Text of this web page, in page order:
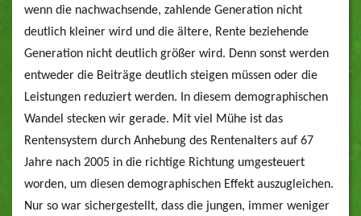
wenn die nachwachsende, zahlende Generation nicht
deutlich kleiner wird und die ältere, Rente beziehende
Generation nicht deutlich größer wird. Denn sonst werden
entweder die Beiträge deutlich steigen müssen oder die
Leistungen reduziert werden. In diesem demographischen
Wandel stecken wir gerade. Mit viel Mühe ist das
Rentensystem durch Anhebung des Rentenalters auf 67
Jahre nach 2005 in die richtige Richtung umgesteuert
worden, um diesen demographischen Effekt auszugleichen.
Nur so war sichergestellt, dass die jungen, immer weniger